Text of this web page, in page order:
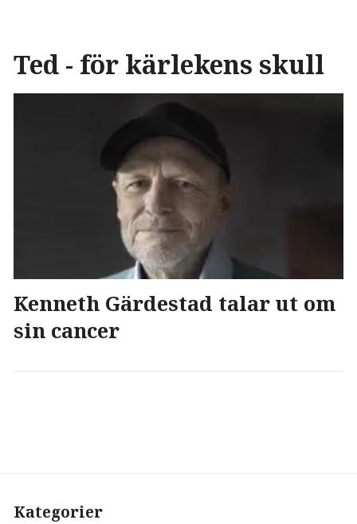
Ted - för kärlekens skull
Kenneth Gärdestad talar ut om
sin cancer
Kategorier